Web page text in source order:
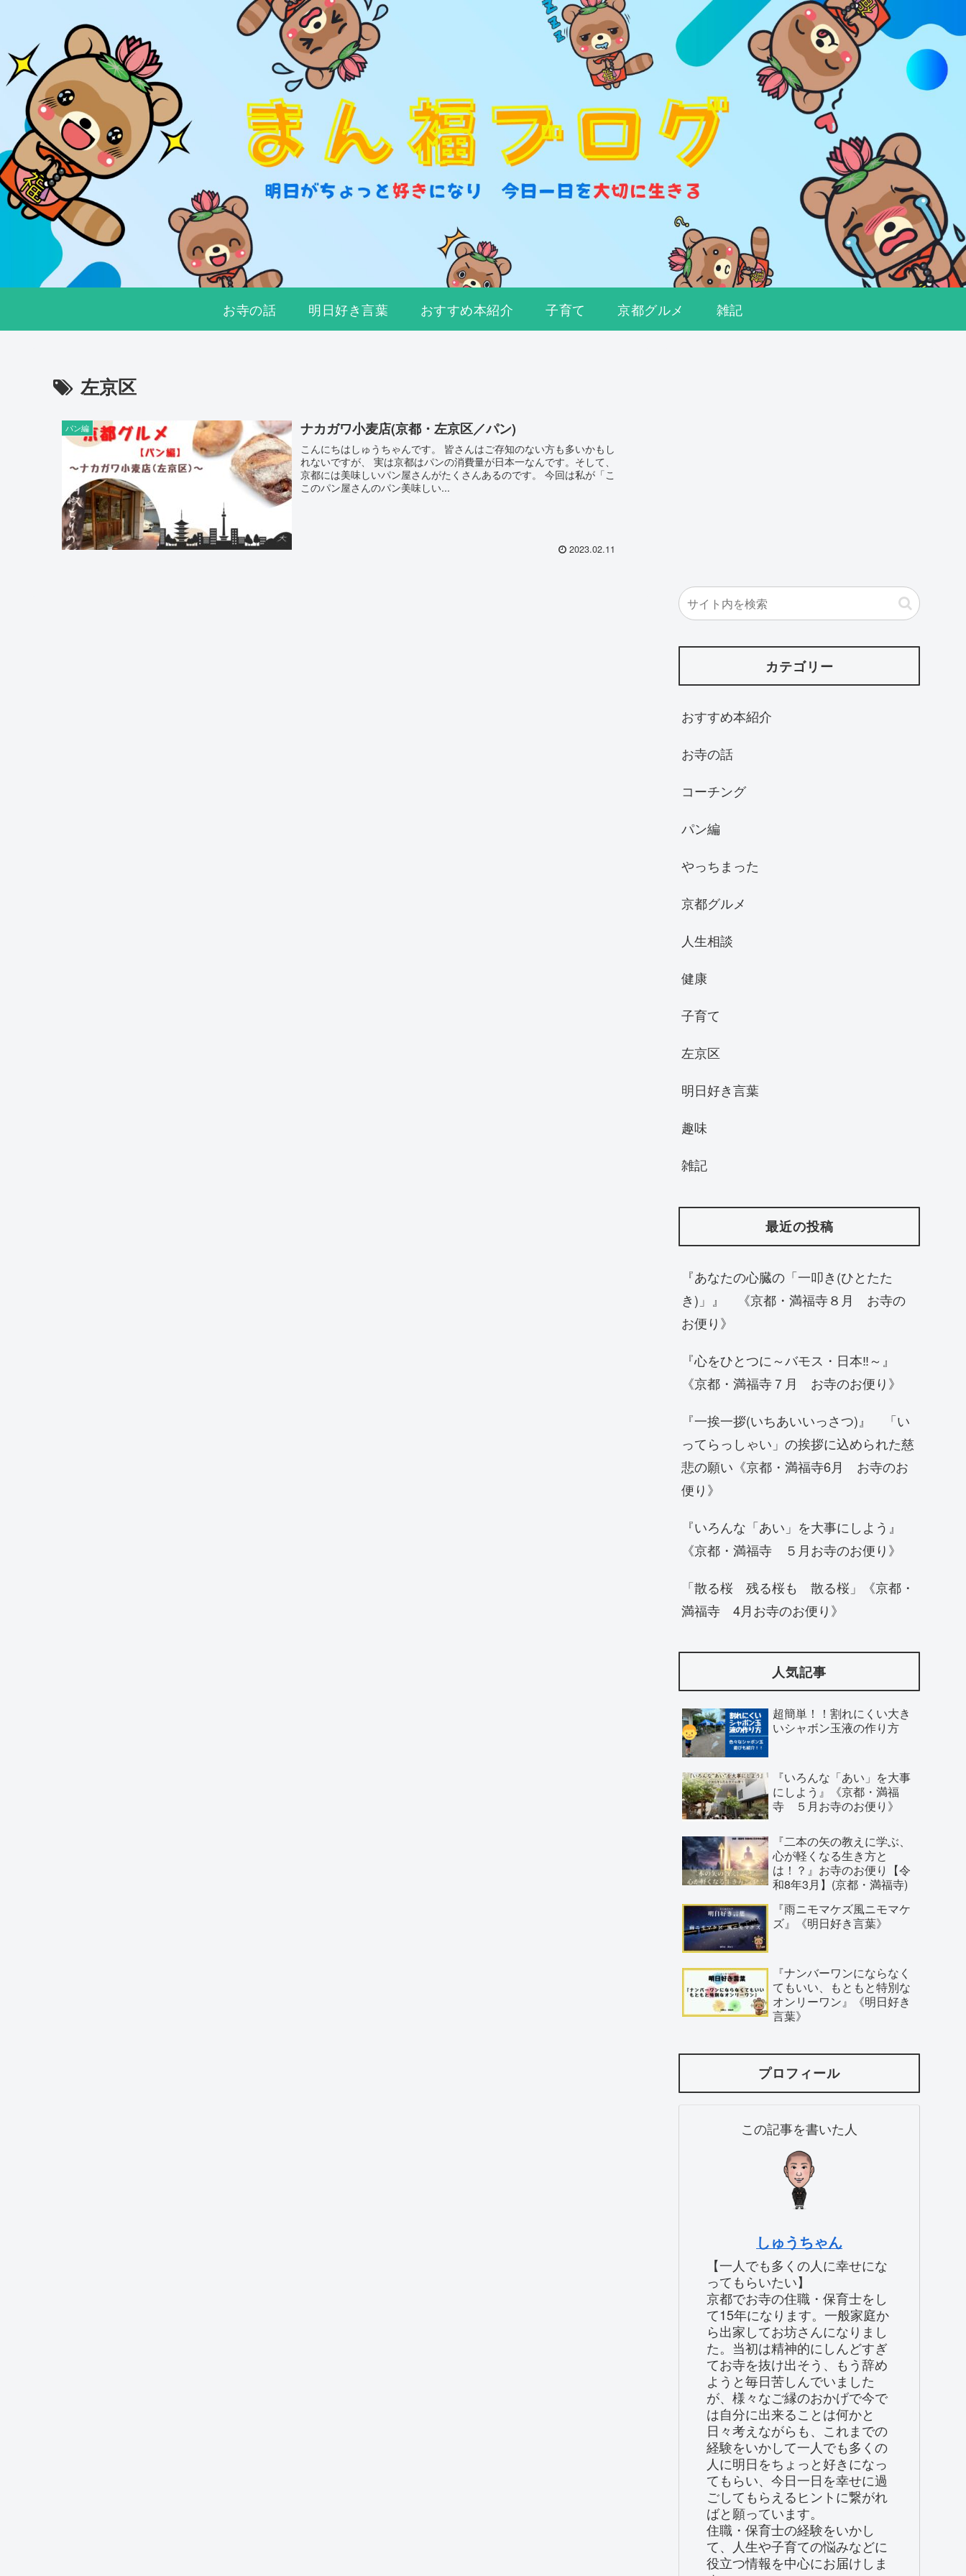
お寺の話 明日好き言葉 おすすめ本紹介 子育て 京都グルメ 雑記
左京区
パン編 ナカガワ小麦店(京都・左京区／パン)
こんにちはしゅうちゃんです。 皆さんはご存知のない方も多いかもし
れないですが、 実は京都はパンの消費量が日本一なんです。そして、
京都には美味しいパン屋さんがたくさんあるのです。 今回は私が「こ
このパン屋さんのパン美味しい...
2023.02.11
カテゴリー
おすすめ本紹介
お寺の話
コーチング
パン編
やっちまった
京都グルメ
人生相談
健康
子育て
左京区
明日好き言葉
趣味
雑記
最近の投稿
『あなたの心臓の「一叩き(ひとたた
き)」』 《京都・満福寺８月 お寺の
お便り》
『心をひとつに～バモス・日本‼～』
《京都・満福寺７月 お寺のお便り》
『一挨一拶(いちあいいっさつ)』 「い
ってらっしゃい」の挨拶に込められた慈
悲の願い《京都・満福寺6月 お寺のお
便り》
『いろんな「あい」を大事にしよう』
《京都・満福寺 ５月お寺のお便り》
「散る桜 残る桜も 散る桜」《京都・
満福寺 4月お寺のお便り》
人気記事
超簡単！！割れにくい大き
いシャボン玉液の作り方
『いろんな「あい」を大事
にしよう』《京都・満福
寺 ５月お寺のお便り》
『二本の矢の教えに学ぶ、
心が軽くなる生き方と
は！？』お寺のお便り【令
和8年3月】(京都・満福寺)
『雨ニモマケズ風ニモマケ
ズ』《明日好き言葉》
『ナンバーワンにならなく
てもいい、もともと特別な
オンリーワン』《明日好き
言葉》
プロフィール
この記事を書いた人
しゅうちゃん
【一人でも多くの人に幸せにな
ってもらいたい】
京都でお寺の住職・保育士をし
て15年になります。一般家庭か
ら出家してお坊さんになりまし
た。当初は精神的にしんどすぎ
てお寺を抜け出そう、もう辞め
ようと毎日苦しんでいました
が、様々なご縁のおかげで今で
は自分に出来ることは何かと
日々考えながらも、これまでの
経験をいかして一人でも多くの
人に明日をちょっと好きになっ
てもらい、今日一日を幸せに過
ごしてもらえるヒントに繋がれ
ばと願っています。
住職・保育士の経験をいかし
て、人生や子育ての悩みなどに
役立つ情報を中心にお届けしま